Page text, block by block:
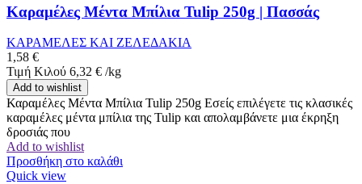
Καραμέλες Μέντα Μπίλια Tulip 250g | Πασσάς
ΚΑΡΑΜΕΛΕΣ ΚΑΙ ΖΕΛΕΔΑΚΙΑ
1,58 €
Τιμή Κιλού 6,32 € /kg
Add to wishlist
Καραμέλες Μέντα Μπίλια Tulip 250g Εσείς επιλέγετε τις κλασικές
καραμέλες μέντα μπίλια της Tulip και απολαμβάνετε μια έκρηξη
δροσιάς που
Add to wishlist
Προσθήκη στο καλάθι
Quick view